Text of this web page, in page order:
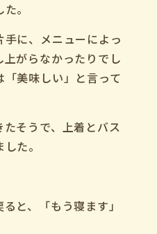
。
に、 メニューによっ
がらなかったりでし
美味しい」と言って
そうで、上着とバス
た。
と、「もう寝ます」